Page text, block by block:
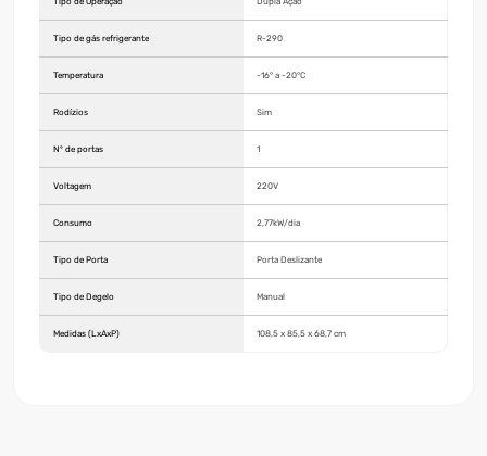
Tipo de gás refrigerante R-290
Temperatura -16° a -20°C
Rodízios Sim
Nº de portas 1
Voltagem 220V
Consumo 2,77kW/dia
Tipo de Porta Porta Deslizante
Tipo de Degelo Manual
Medidas (LxAxP) 108,5 x 85,5 x 68,7 cm